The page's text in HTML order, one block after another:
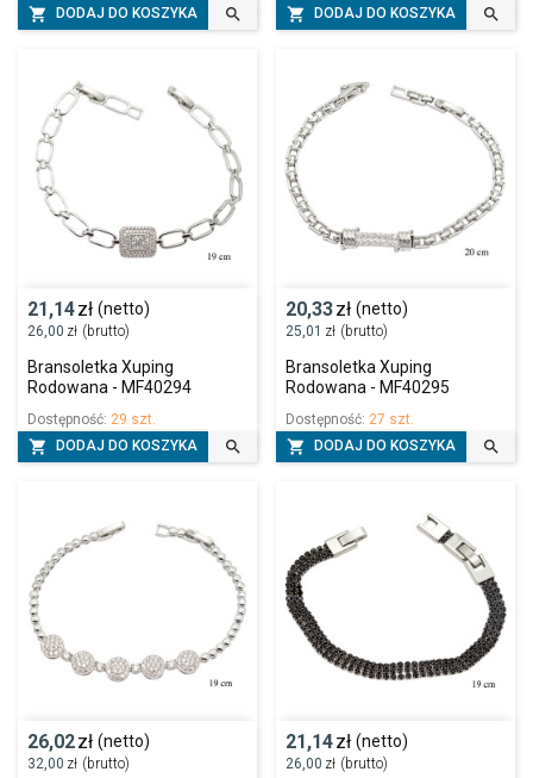
 DODAJ DO KOSZYKA   DODAJ DO KOSZYKA 
21,14zł (netto)
26,00 zł (brutto)
Bransoletka Xuping
Rodowana - MF40294
Dostępność: 29 szt.
 DODAJ DO KOSZYKA 
20,33zł (netto)
25,01 zł (brutto)
Bransoletka Xuping
Rodowana - MF40295
Dostępność: 27 szt.
 DODAJ DO KOSZYKA 
26,02zł (netto)
32,00 zł (brutto)
21,14zł (netto)
26,00 zł (brutto)